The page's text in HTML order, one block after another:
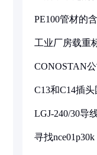
PE100管材的
工业厂房载重
CONOSTAN
C13和C14插
LGJ-240/30导
寻找